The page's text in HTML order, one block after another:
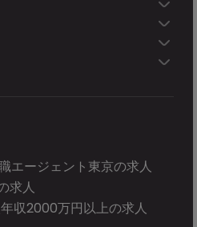
エージェント 東京の求人
求人
年収2000万円以上の求人